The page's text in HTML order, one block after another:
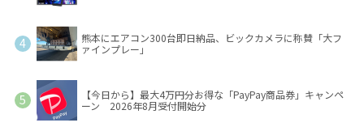
熊本にエアコン300台即日納品、ビックカメラに称賛「大フ
ァインプレー」
【今日から】最大4万円分お得な「PayPay商品券」キャンペ
ーン 2026年8月受付開始分